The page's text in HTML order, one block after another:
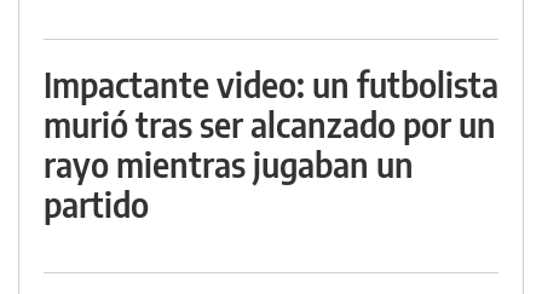
Impactante video: un futbolista
murió tras ser alcanzado por un
rayo mientras jugaban un
partido